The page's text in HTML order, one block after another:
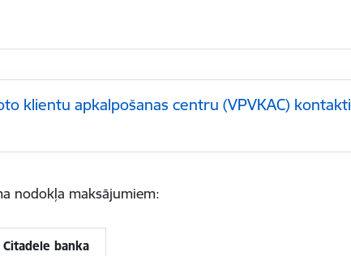
klientu apkalpošanas centru (VPVKAC) kontakti
nodokļa maksājumiem:
Citadele banka